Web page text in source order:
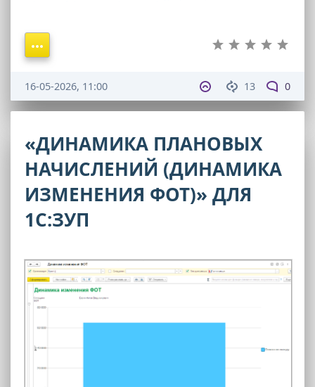
13 0
16-05-2026, 11:00
«ДИНАМИКА ПЛАНОВЫХ
НАЧИСЛЕНИЙ (ДИНАМИКА
ИЗМЕНЕНИЯ ФОТ)» ДЛЯ
1С:ЗУП